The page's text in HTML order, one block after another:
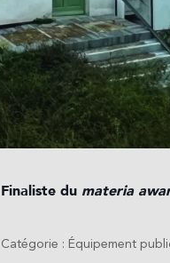
Finaliste du materia
Catégorie : Équipement